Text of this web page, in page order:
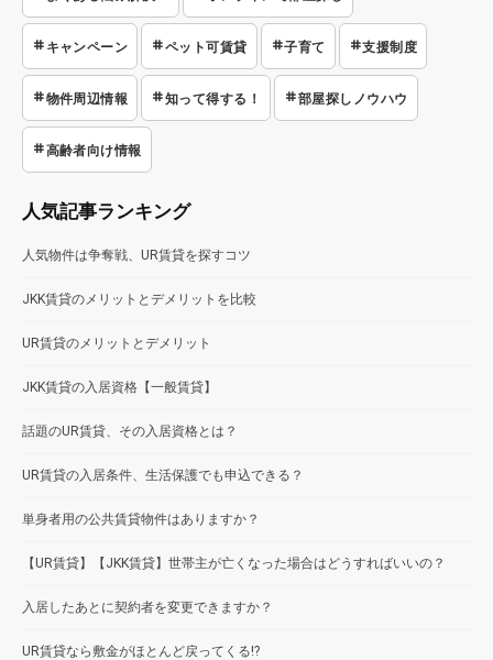
キャンペーン ペット可賃貸 子育て 支援制度
物件周辺情報 知って得する！ 部屋探しノウハウ
高齢者向け情報
人気記事ランキング
人気物件は争奪戦、UR賃貸を探すコツ
JKK賃貸のメリットとデメリットを比較
UR賃貸のメリットとデメリット
JKK賃貸の入居資格【一般賃貸】
話題のUR賃貸、その入居資格とは？
UR賃貸の入居条件、生活保護でも申込できる？
単身者用の公共賃貸物件はありますか？
【UR賃貸】【JKK賃貸】世帯主が亡くなった場合はどうすればいいの？
入居したあとに契約者を変更できますか？
UR賃貸なら敷金がほとんど戻ってくる!?